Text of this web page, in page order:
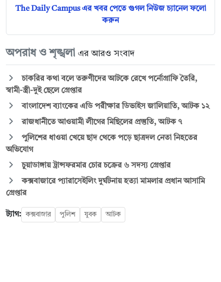
The Daily Campus এর খবর পেতে গুগল নিউজ চ্যানেল ফলো
করুন
অপরাধ ও শৃঙ্খলা এর আরও সংবাদ
চাকরির কথা বলে তরুণীদের আটকে রেখে পর্নোগ্রাফি তৈরি,
স্বামী-স্ত্রী-দুই ছেলে গ্রেপ্তার
বাংলাদেশ ব্যাংকের এডি পরীক্ষার ডিভাইস জালিয়াতি, আটক ১২
রাজধানীতে আওয়ামী লীগের মিছিলের প্রস্তুতি, আটক ৭
পুলিশের ধাওয়া খেয়ে ছাদ থেকে পড়ে ছাত্রদল নেতা নিহতের
অভিযোগ
চুয়াডাঙ্গায় ট্রান্সফরমার চোর চক্রের ৬ সদস্য গ্রেপ্তার
কক্সবাজারে প্যারাসেইলিং দুর্ঘটনায় হত্যা মামলার প্রধান আসামি
গ্রেপ্তার
ট্যাগ: কক্সবাজার পুলিশ যুবক আটক